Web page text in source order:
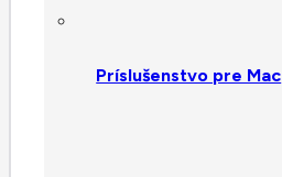
Príslušenstvo pre Mac